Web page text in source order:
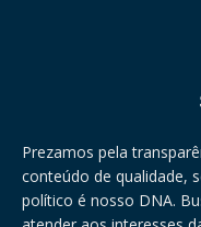
Prezamos pela
conteúdo de qualidade,
político é nosso DNA.